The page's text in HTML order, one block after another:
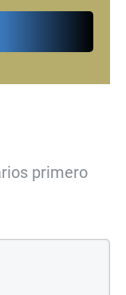
primero